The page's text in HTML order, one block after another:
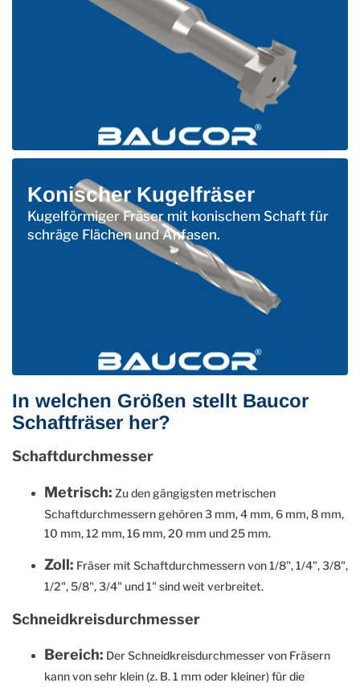
Konischer Kugelfräser
Kugelförmiger Fräser mit konischem Schaft für
schräge Flächen und Anfasen.
In welchen Größen stellt Baucor
Schaftfräser her?
Schaftdurchmesser
Metrisch: Zu den gängigsten metrischen
Schaftdurchmessern gehören 3 mm, 4 mm, 6 mm, 8 mm,
10 mm, 12 mm, 16 mm, 20 mm und 25 mm.
Zoll: Fräser mit Schaftdurchmessern von 1/8", 1/4", 3/8",
1/2", 5/8", 3/4" und 1" sind weit verbreitet.
Schneidkreisdurchmesser
Bereich: Der Schneidkreisdurchmesser von Fräsern
kann von sehr klein (z. B. 1 mm oder kleiner) für die